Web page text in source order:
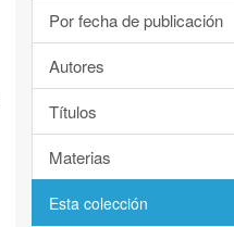
Por fecha de publicación
Autores
Títulos
Materias
Esta colección